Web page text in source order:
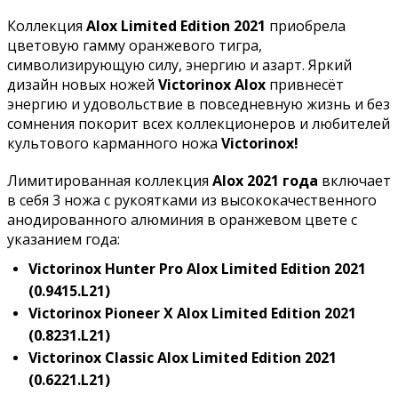
Коллекция Alox Limited Edition 2021 приобрела
цветовую гамму оранжевого тигра,
символизирующую силу, энергию и азарт. Яркий
дизайн новых ножей Victorinox Alox привнесёт
энергию и удовольствие в повседневную жизнь и без
сомнения покорит всех коллекционеров и любителей
культового карманного ножа Victorinox!
Лимитированная коллекция Alox 2021 года включает
в себя 3 ножа с рукоятками из высококачественного
анодированного алюминия в оранжевом цвете с
указанием года:
Victorinox Hunter Pro Alox Limited Edition 2021
(0.9415.L21)
Victorinox Pioneer X Alox Limited Edition 2021
(0.8231.L21)
Victorinox Classic Alox Limited Edition 2021
(0.6221.L21)